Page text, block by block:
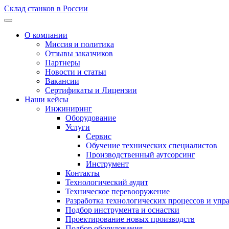
Склад станков в России
О компании
Миссия и политика
Отзывы заказчиков
Партнеры
Новости и статьи
Вакансии
Сертификаты и Лицензии
Наши кейсы
Инжиниринг
Оборудование
Услуги
Сервис
Обучение технических специалистов
Производственный аутсорсинг
Инструмент
Контакты
Технологический аудит
Техническое перевооружение
Разработка технологических процессов и
Подбор инструмента и оснастки
Проектирование новых производств